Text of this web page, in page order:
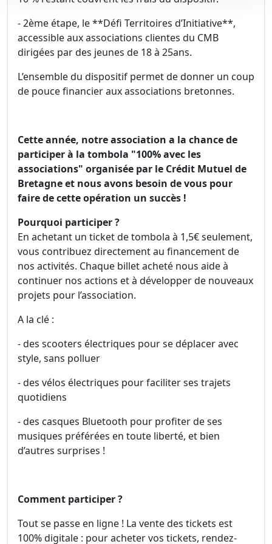
- 2ème étape, le **Défi Territoires d’Initiative**,
accessible aux associations clientes du CMB
dirigées par des jeunes de 18 à 25ans.
L’ensemble du dispositif permet de donner un coup
de pouce financier aux associations bretonnes.
Cette année, notre association a la chance de
participer à la tombola "100% avec les
associations" organisée par le Crédit Mutuel de
Bretagne et nous avons besoin de vous pour
faire de cette opération un succès !
Pourquoi participer ?
En achetant un ticket de tombola à 1,5€ seulement,
vous contribuez directement au financement de
nos activités. Chaque billet acheté nous aide à
continuer nos actions et à développer de nouveaux
projets pour l’association.
A la clé :
- des scooters électriques pour se déplacer avec
style, sans polluer
- des vélos électriques pour faciliter ses trajets
quotidiens
- des casques Bluetooth pour profiter de ses
musiques préférées en toute liberté, et bien
d’autres surprises !
Comment participer ?
Tout se passe en ligne ! La vente des tickets est
100% digitale : pour acheter vos tickets, rendez-